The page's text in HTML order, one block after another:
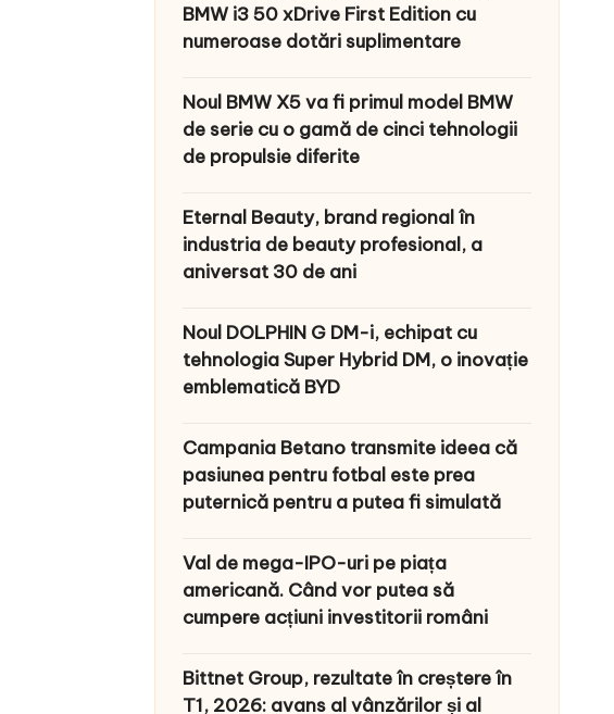
BMW i3 50 xDrive First Edition cu
numeroase dotări suplimentare
Noul BMW X5 va fi primul model BMW
de serie cu o gamă de cinci tehnologii
de propulsie diferite
Eternal Beauty, brand regional în
industria de beauty profesional, a
aniversat 30 de ani
Noul DOLPHIN G DM-i, echipat cu
tehnologia Super Hybrid DM, o inovație
emblematică BYD
Campania Betano transmite ideea că
pasiunea pentru fotbal este prea
puternică pentru a putea fi simulată
Val de mega-IPO-uri pe piața
americană. Când vor putea să
cumpere acțiuni investitorii români
Bittnet Group, rezultate în creștere în
T1, 2026: avans al vânzărilor și al